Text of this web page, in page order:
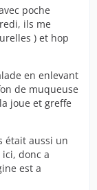
poche
ils me
) et hop
en enlevant
de muqueuse
joue et greffe
était aussi un
donc a
est a